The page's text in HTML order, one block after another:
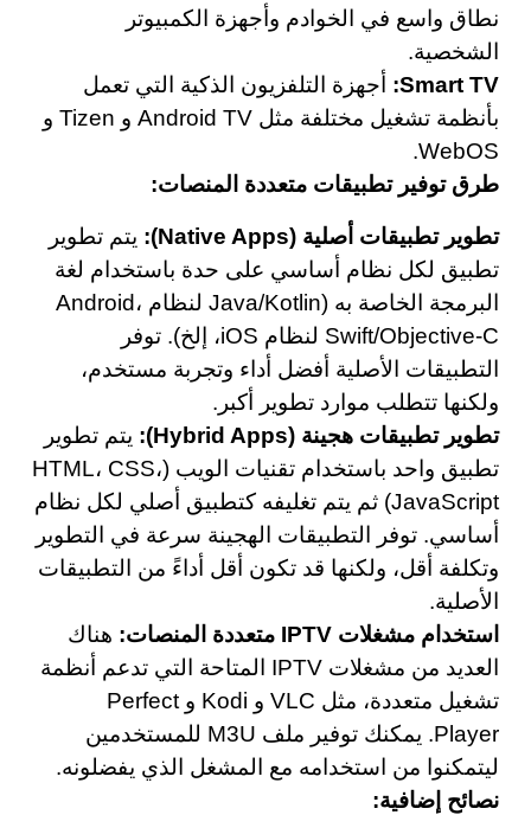
نطاق واسع في الخوادم وأجهزة الكمبيوتر
الشخصية.
Smart TV:
أجهزة التلفزيون الذكية التي تعمل
بأنظمة تشغيل مختلفة مثل Android TV و Tizen و
WebOS.
طرق توفير تطبيقات متعددة المنصات:
تطوير تطبيقات أصلية (Native Apps):
يتم تطوير
تطبيق لكل نظام أساسي على حدة باستخدام لغة
البرمجة الخاصة به (Java/Kotlin لنظام Android،
Swift/Objective-C لنظام iOS، إلخ). توفر
التطبيقات الأصلية أفضل أداء وتجربة مستخدم،
ولكنها تتطلب موارد تطوير أكبر.
تطوير تطبيقات هجينة (Hybrid Apps):
يتم تطوير
تطبيق واحد باستخدام تقنيات الويب (HTML، CSS،
JavaScript) ثم يتم تغليفه كتطبيق أصلي لكل نظام
أساسي. توفر التطبيقات الهجينة سرعة في التطوير
وتكلفة أقل، ولكنها قد تكون أقل أداءً من التطبيقات
الأصلية.
استخدام مشغلات IPTV متعددة المنصات:
هناك
العديد من مشغلات IPTV المتاحة التي تدعم أنظمة
تشغيل متعددة، مثل VLC و Kodi و Perfect
Player. يمكنك توفير ملف M3U للمستخدمين
ليتمكنوا من استخدامه مع المشغل الذي يفضلونه.
نصائح إضافية: